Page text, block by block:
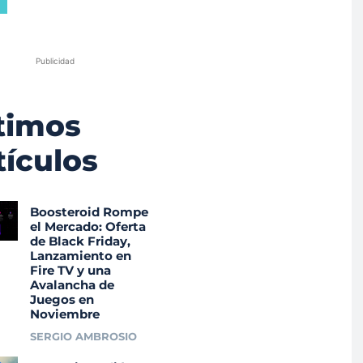
Publicidad
Boosteroid Rompe
el Mercado: Oferta
de Black Friday,
Lanzamiento en
Fire TV y una
Avalancha de
Juegos en
Noviembre
SERGIO AMBROSIO